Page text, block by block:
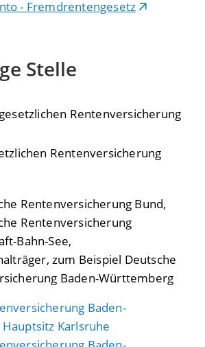
- Fremdrentengesetz
Stelle
Rentenversicherung
Rentenversicherung
Rentenversicherung Bund,
Rentenversicherung
Bahn-See,
zum Beispiel Deutsche
Baden-Württemberg
Baden-
Karlsruhe